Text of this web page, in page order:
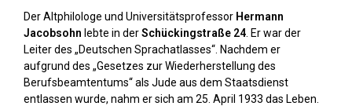
Der Altphilologe und Universitätsprofessor Hermann
Jacobsohn lebte in derSchückingstraße 24 . Er war der
Leiter des „Deutschen Sprachatlasses“. Nachdem er
aufgrund des „Gesetzes zur Wiederherstellung des
Berufsbeamtentums“ als Jude aus dem Staatsdienst
entlassen wurde, nahm er sich am 25. April 1933 das Leben.